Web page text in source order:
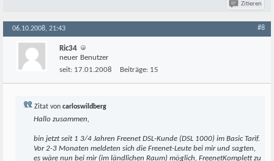
Zitieren
06.10.2008, 21:43 #8
Ric34
neuer Benutzer
seit: 17.01.2008 Beiträge: 15
Zitat von carloswildberg
Hallo zusammen,
bin jetzt seit 1 3/4 Jahren Freenet DSL-Kunde (DSL 1000) im Basic Tarif.
Vor 2-3 Monaten meldeten sich die Freenet-Leute bei mir und sagten,
es wäre nun bei mir (im ländlichen Raum) möglich, FreenetKomplett zu